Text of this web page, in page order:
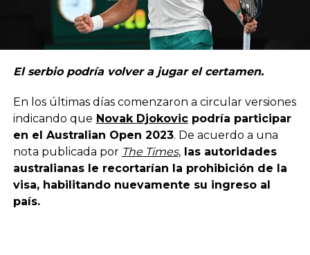
El serbio podría volver a jugar el certamen.
En los últimas días comenzaron a circular versiones
indicando que Novak Djokovicpodría participar
en el Australian Open 2023. De acuerdo a una
nota publicada por The Times,las autoridades
australianas le recortarían la prohibición de la
visa, habilitando nuevamente su ingreso al
país.